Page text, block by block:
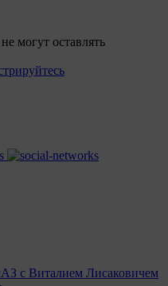
могут оставлять
с Виталием Лисаковичем